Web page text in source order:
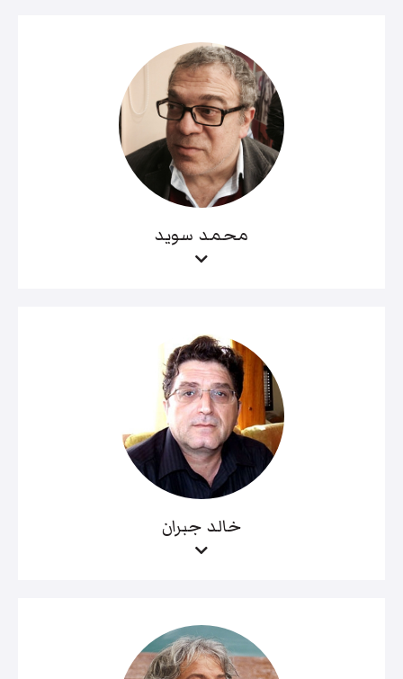
محمد سويد
خالد جبران